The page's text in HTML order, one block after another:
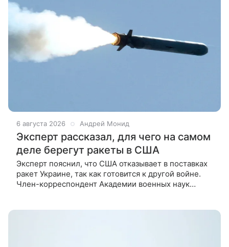
6 августа 2026 Андрей Монид
Эксперт рассказал, для чего на самом
деле берегут ракеты в США
Эксперт пояснил, что США отказывает в поставках
ракет Украине, так как готовится к другой войне.
Член-корреспондент Академии военных наук